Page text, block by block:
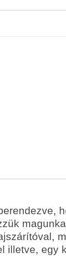
illetve, egy